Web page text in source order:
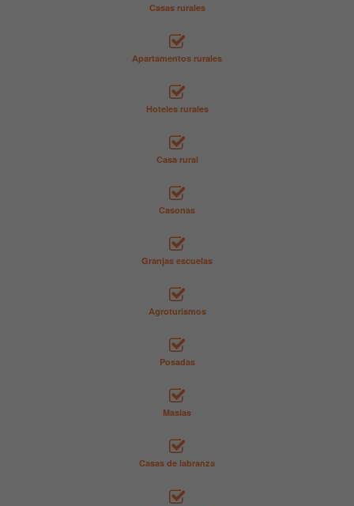
Casas rurales
Apartamentos rurales
Hoteles rurales
Casa rural
Casonas
Granjas escuelas
Agroturismos
Posadas
Masías
Casas de labranza